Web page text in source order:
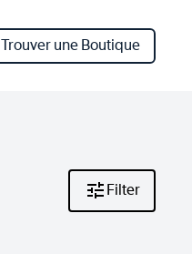
Trouver une Boutique
Filter